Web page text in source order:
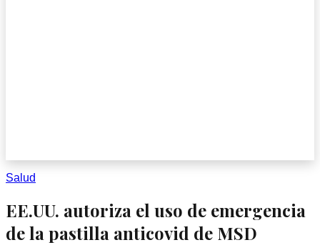
Salud
EE.UU. autoriza el uso de emergencia
de la pastilla anticovid de MSD